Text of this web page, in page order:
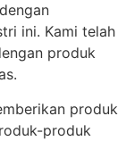
ini. Kami telah
produk
produk
produk